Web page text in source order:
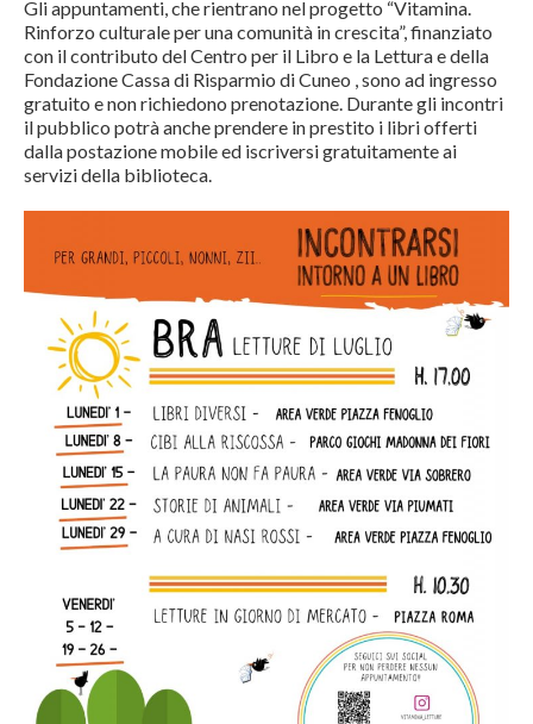
Gli appuntamenti, che rientrano nel progetto “Vitamina.
Rinforzo culturale per una comunità in crescita”, finanziato
con il contributo del Centro per il Libro e la Lettura e della
Fondazione Cassa di Risparmio di Cuneo , sono ad ingresso
gratuito e non richiedono prenotazione. Durante gli incontri
il pubblico potrà anche prendere in prestito i libri offerti
dalla postazione mobile ed iscriversi gratuitamente ai
servizi della biblioteca.